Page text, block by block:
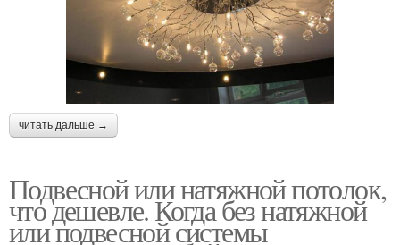
читать дальше →
Подвесной или натяжной потолок,
что дешевле. Когда без натяжной
или подвесной системы